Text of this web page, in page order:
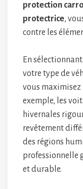
protection
protectrice,
contre les
En
votre type de
vous maximisez
exemple, les
hivernales
revêtement
des régions
professionnelle
et durable.